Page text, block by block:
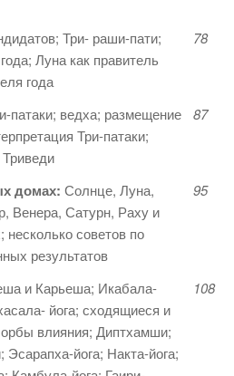
Три- раши-пати;
Луна как правитель
года
78
патаки; ведха; размещение
Три-патаки;
87
домах: Солнце, Луна,
Венера, Сатурн, Раху и
советов по
результатов
95
и Карьеша; Икабала-
йога; сходящиеся и
влияния; Диптхамши;
Эсарапха-йога; Накта-йога;
108